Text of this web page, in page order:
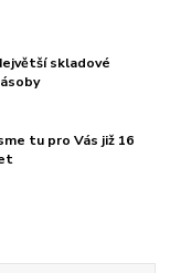
skladové
tu pro Vás již 16